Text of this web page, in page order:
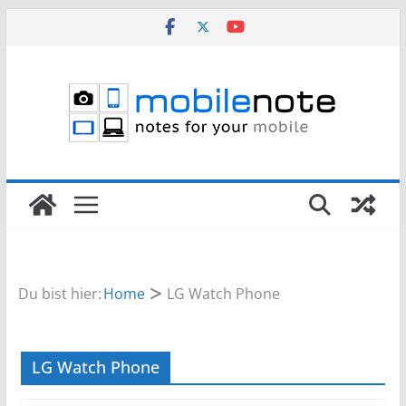
Du bist hier:Home LG Watch Phone
LG Watch Phone